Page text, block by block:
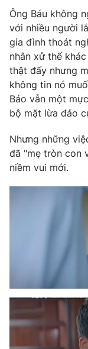
Ông Báu không
với nhiều người
gia đình thoát
nhân xử thế
thật đấy nhưng
không tin nó
Bảo vẫn một
bộ mặt lừa đảo
Nhưng những
đã "mẹ tròn con
niềm vui mới.